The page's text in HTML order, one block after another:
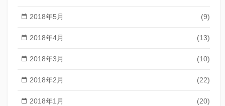
2018年5月 (9)
2018年4月 (13)
2018年3月 (10)
2018年2月 (22)
2018年1月 (20)